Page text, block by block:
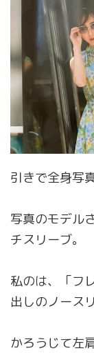
引きで全身写
写真のモデル
チスリーブ。
私のは、「フ
出しのノース
かろうじて左